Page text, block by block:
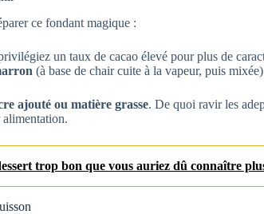
ce fondant magique :
un taux de cacao élevé pour plus de
(à base de chair cuite à la vapeur, puis mixée)
ajouté ou matière grasse. De quoi ravir les
trop bon que vous auriez dû connaître